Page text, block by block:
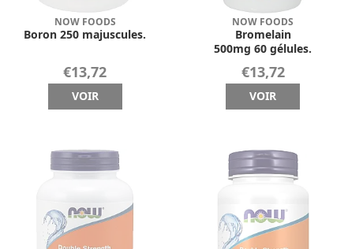
NOW FOODS
Boron 250 majuscules.
€13,72
VOIR
NOW FOODS
Bromelain
500mg 60 gélules.
€13,72
VOIR